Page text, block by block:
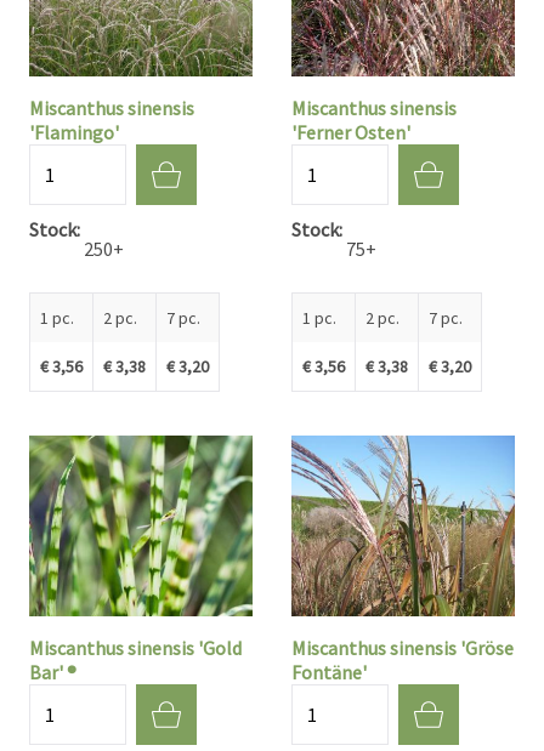
Miscanthus sinensis
'Flamingo'
Stock
250+
1 pc.
€ 3,56
2 pc.
€ 3,38
7 pc.
€ 3,20
Miscanthus sinensis
'Ferner Osten'
Stock
75+
1 pc.
€ 3,56
2 pc.
€ 3,38
7 pc.
€ 3,20
Miscanthus sinensis 'Gold
Bar' ®
Miscanthus sinensis 'Gröse
Fontäne'